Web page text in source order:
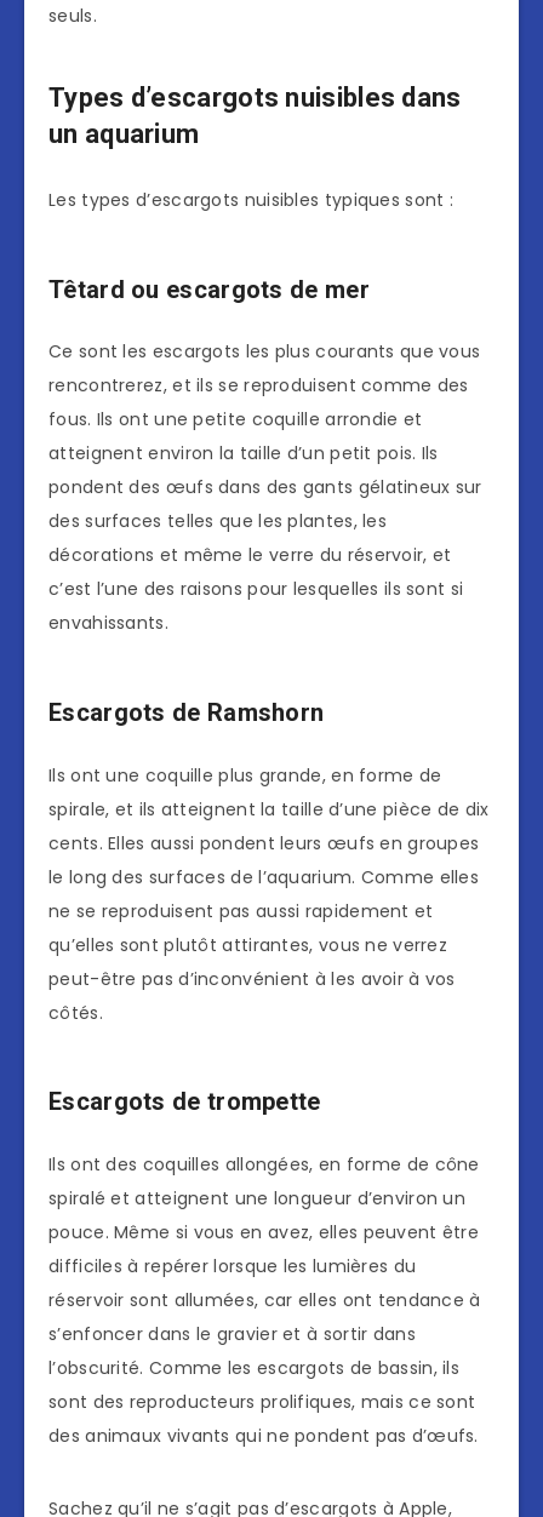
seuls.
Types d’escargots nuisibles dans
un aquarium
Les types d’escargots nuisibles typiques sont :
Têtard ou escargots de mer
Ce sont les escargots les plus courants que vous
rencontrerez, et ils se reproduisent comme des
fous. Ils ont une petite coquille arrondie et
atteignent environ la taille d’un petit pois. Ils
pondent des œufs dans des gants gélatineux sur
des surfaces telles que les plantes, les
décorations et même le verre du réservoir, et
c’est l’une des raisons pour lesquelles ils sont si
envahissants.
Escargots de Ramshorn
Ils ont une coquille plus grande, en forme de
spirale, et ils atteignent la taille d’une pièce de dix
cents. Elles aussi pondent leurs œufs en groupes
le long des surfaces de l’aquarium. Comme elles
ne se reproduisent pas aussi rapidement et
qu’elles sont plutôt attirantes, vous ne verrez
peut-être pas d’inconvénient à les avoir à vos
côtés.
Escargots de trompette
Ils ont des coquilles allongées, en forme de cône
spiralé et atteignent une longueur d’environ un
pouce. Même si vous en avez, elles peuvent être
difficiles à repérer lorsque les lumières du
réservoir sont allumées, car elles ont tendance à
s’enfoncer dans le gravier et à sortir dans
l’obscurité. Comme les escargots de bassin, ils
sont des reproducteurs prolifiques, mais ce sont
des animaux vivants qui ne pondent pas d’œufs.
Sachez qu’il ne s’agit pas d’escargots à Apple,